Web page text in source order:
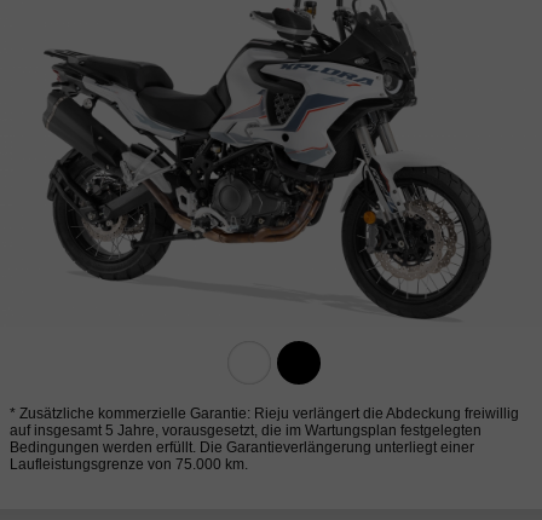
* Zusätzliche kommerzielle Garantie: Rieju verlängert die Abdeckung freiwillig
auf insgesamt 5 Jahre, vorausgesetzt, die im Wartungsplan festgelegten
Bedingungen werden erfüllt. Die Garantieverlängerung unterliegt einer
Laufleistungsgrenze von 75.000 km.